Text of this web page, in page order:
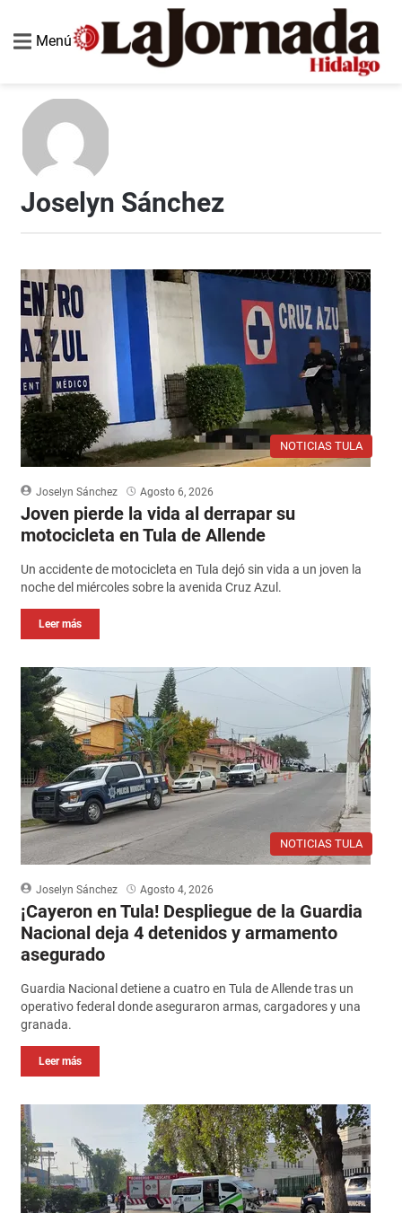
Menú
Joselyn Sánchez
NOTICIAS TULA
Joselyn Sánchez Agosto 6, 2026
Joven pierde la vida al derrapar su
motocicleta en Tula de Allende
Un accidente de motocicleta en Tula dejó sin vida a un joven la
noche del miércoles sobre la avenida Cruz Azul.
Leer más
NOTICIAS TULA
Joselyn Sánchez Agosto 4, 2026
¡Cayeron en Tula! Despliegue de la Guardia
Nacional deja 4 detenidos y armamento
asegurado
Guardia Nacional detiene a cuatro en Tula de Allende tras un
operativo federal donde aseguraron armas, cargadores y una
granada.
Leer más